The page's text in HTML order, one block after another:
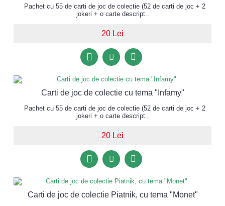
Pachet cu 55 de carti de joc de colectie (52 de carti de joc + 2
jokeri + o carte descript..
20 Lei
Carti de joc de colectie cu tema "Infamy"
Pachet cu 55 de carti de joc de colectie (52 de carti de joc + 2
jokeri + o carte descript..
20 Lei
Carti de joc de colectie Piatnik, cu tema "Monet"